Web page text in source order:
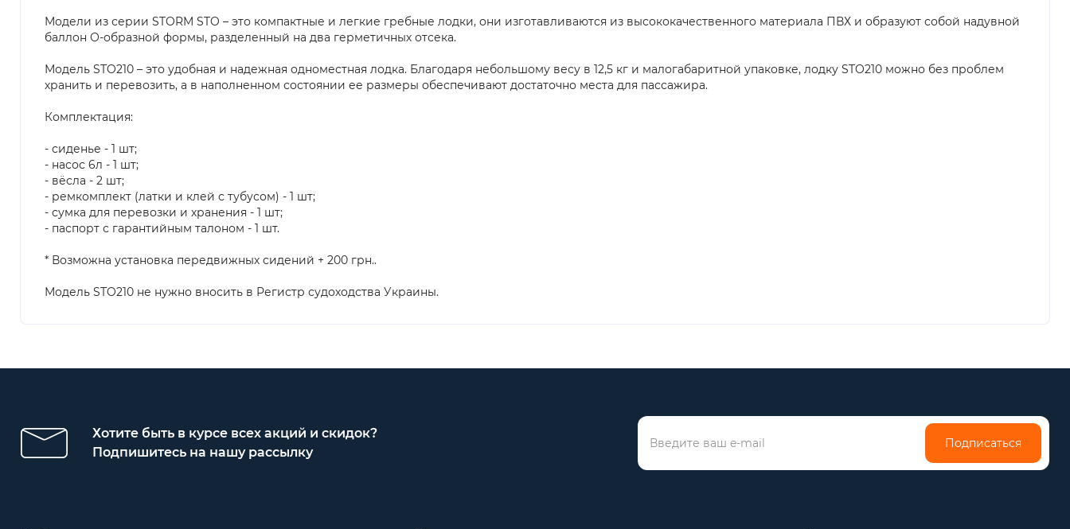
Модели из серии STORM STO – это компактные и легкие гребные лодки, они изготавливаются из высококачественного материала ПВХ и образуют собой надувной
баллон О-образной формы, разделенный на два герметичных отсека.
Модель STO210 – это удобная и надежная одноместная лодка. Благодаря небольшому весу в 12,5 кг и малогабаритной упаковке, лодку STO210 можно без проблем
хранить и перевозить, а в наполненном состоянии ее размеры обеспечивают достаточно места для пассажира.
Комплектация:
- сиденье - 1 шт;
- насос 6л - 1 шт;
- вёсла - 2 шт;
- ремкомплект (латки и клей с тубусом) - 1 шт;
- сумка для перевозки и хранения - 1 шт;
- паспорт с гарантийным талоном - 1 шт.
* Возможна установка передвижных сидений + 200 грн..
Модель STO210 не нужно вносить в Регистр судоходства Украины.
Хотите быть в курсе всех акций и скидок?
Подпишитесь на нашу рассылку
Подписаться